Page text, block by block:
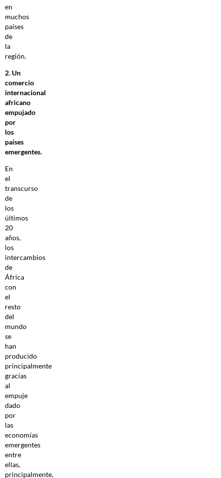
en
muchos
países
de
la
región.
2. Un
comercio
internacional
africano
empujado
por
los
países
emergentes.
En
el
transcurso
de
los
últimos
20
años,
los
intercambios
de
África
con
el
resto
del
mundo
se
han
producido
principalmente
gracias
al
empuje
dado
por
las
economías
emergentes
entre
ellas,
principalmente,